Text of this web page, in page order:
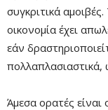
συγκριτικά
οικονομία έχει
εάν
Άμεσα ορατές είναι